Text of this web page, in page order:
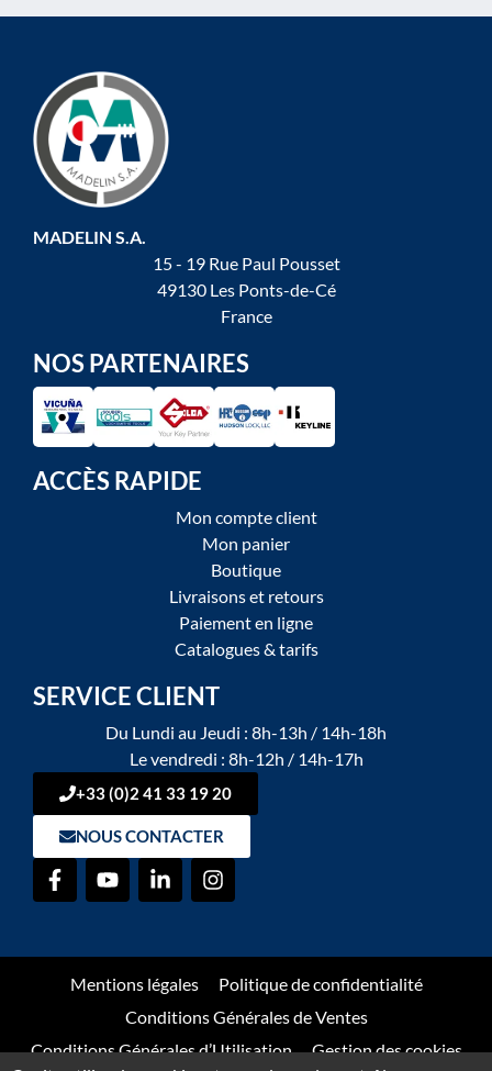
MADELIN S.A.
15 - 19 Rue Paul Pousset
49130 Les Ponts-de-Cé
France
NOS PARTENAIRES
ACCÈS RAPIDE
Mon compte client
Mon panier
Boutique
Livraisons et retours
Paiement en ligne
Catalogues & tarifs
SERVICE CLIENT
Du Lundi au Jeudi : 8h-13h / 14h-18h
Le vendredi : 8h-12h / 14h-17h
+33 (0)2 41 33 19 20
NOUS CONTACTER
Mentions légales
Politique de confidentialité
Conditions Générales de Ventes
Conditions Générales d’Utilisation
Gestion des cookies